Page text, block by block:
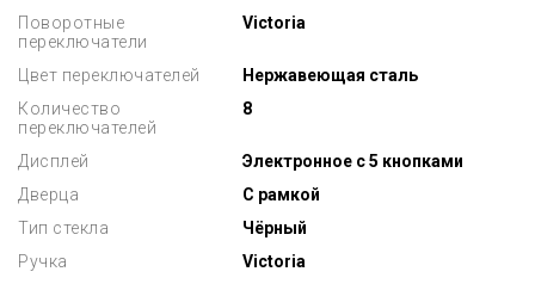
Поворотные
переключатели
Victoria
Цвет переключателей
Нержавеющая сталь
Количество
переключателей
8
Дисплей
Электронное с 5 кнопками
Дверца
С рамкой
Тип стекла
Чёрный
Ручка
Victoria